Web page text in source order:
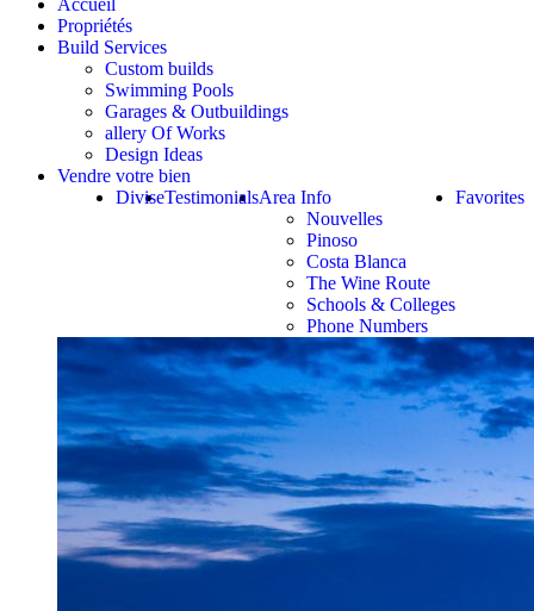
Accueil
Propriétés
Build Services
Custom builds
Swimming Pools
Garages & Outbuildings
allery Of Works
Design Ideas
Vendre votre bien
Favorites
Area Info
Nouvelles
Pinoso
Costa Blanca
The Wine Route
Schools & Colleges
Phone Numbers
Testimonials
Divise